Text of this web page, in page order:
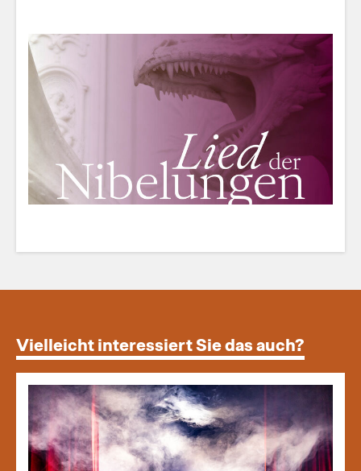
Vielleicht interessiert Sie das auch?